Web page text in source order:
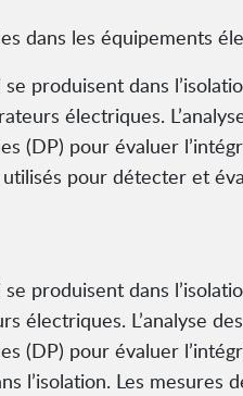
dans les équipements
produisent dans
électriques.
(DP) pour évaluer
pour détecter et
produisent dans
L’analyse
(DP) pour évaluer
l’isolation. Les